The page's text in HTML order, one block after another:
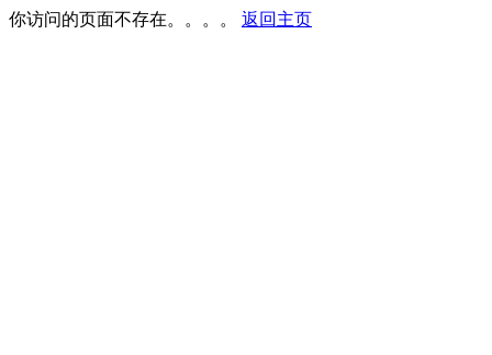
你访问的页面不存在。。。。 返回主页